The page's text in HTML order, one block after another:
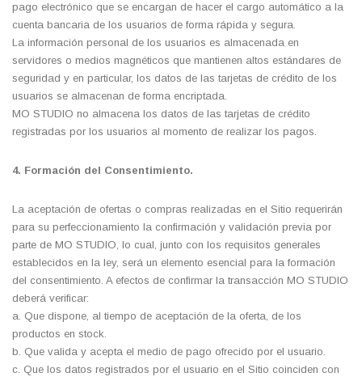
pago electrónico que se encargan de hacer el cargo automático a la
cuenta bancaria de los usuarios de forma rápida y segura.
La información personal de los usuarios es almacenada en
servidores o medios magnéticos que mantienen altos estándares de
seguridad y en particular, los datos de las tarjetas de crédito de los
usuarios se almacenan de forma encriptada.
MO STUDIO no almacena los datos de las tarjetas de crédito
registradas por los usuarios al momento de realizar los pagos.
4. Formación del Consentimiento.
La aceptación de ofertas o compras realizadas en el Sitio requerirán
para su perfeccionamiento la confirmación y validación previa por
parte de MO STUDIO, lo cual, junto con los requisitos generales
establecidos en la ley, será un elemento esencial para la formación
del consentimiento. A efectos de confirmar la transacción MO STUDIO
deberá verificar:
a. Que dispone, al tiempo de aceptación de la oferta, de los
productos en stock.
b. Que valida y acepta el medio de pago ofrecido por el usuario.
c. Que los datos registrados por el usuario en el Sitio coinciden con